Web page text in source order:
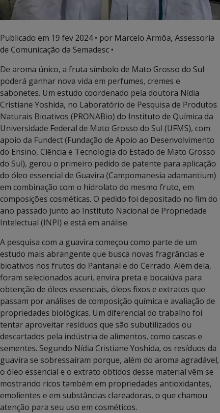
Publicado em 19 fev 2024• por Marcelo Armôa, Assessoria
de Comunicação da Semadesc •
De aroma único, a fruta símbolo de Mato Grosso do Sul
poderá ganhar nova vida em perfumes, cremes e
sabonetes. Um estudo coordenado pela doutora Nídia
Cristiane Yoshida, no Laboratório de Pesquisa de Produtos
Naturais Bioativos (PRONABio) do Instituto de Química da
Universidade Federal de Mato Grosso do Sul (UFMS), com
apoio da Fundect (Fundação de Apoio ao Desenvolvimento
do Ensino, Ciência e Tecnologia do Estado de Mato Grosso
do Sul), gerou o primeiro pedido de patente para aplicação
do óleo essencial de Guavira (Campomanesia adamantium)
em combinação com o hidrolato do mesmo fruto, em
composições cosméticas. O pedido foi depositado no fim do
ano passado junto ao Instituto Nacional de Propriedade
Intelectual (INPI) e está em análise.
A pesquisa com a guavira começou como parte de um
estudo mais abrangente que busca novas fragrâncias e
bioativos nos frutos do Pantanal e do Cerrado. Além dela,
foram selecionados acuri, envira preta e bocaiúva para
obtenção de óleos essenciais, óleos fixos e extratos que
passam por análises de composição química e avaliação de
propriedades biológicas. Um diferencial do trabalho foi
tentar aproveitar resíduos que são subutilizados ou
descartados pela indústria de alimentos, como cascas e
sementes. Segundo Nídia Cristiane Yoshida, os resíduos da
guavira se sobressaíram porque, além do aroma agradável,
o óleo essencial e o extrato obtidos desse material vêm se
mostrando ricos também em propriedades antioxidantes,
emolientes e em substâncias clareadoras, o que chamou
atenção para seu uso em cosméticos.